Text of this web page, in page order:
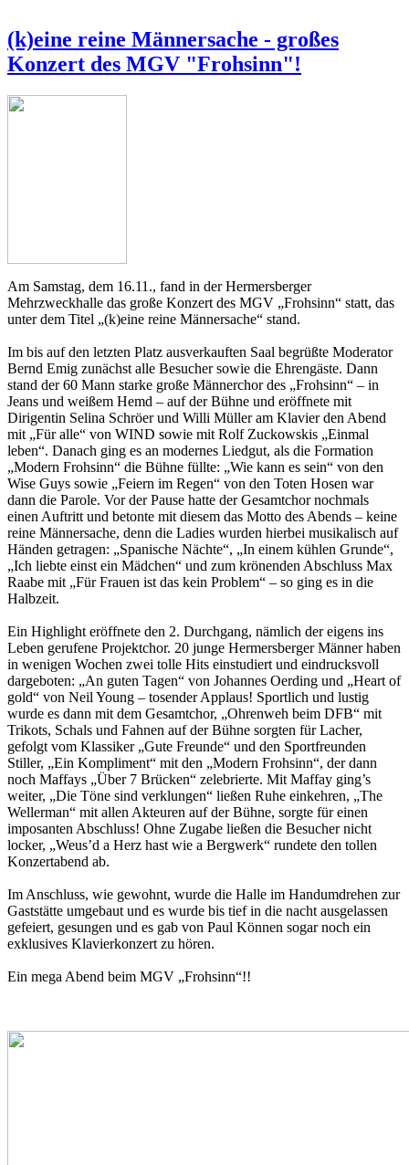
(k)eine reine Männersache - großes
Konzert des MGV "Frohsinn"!
Am Samstag, dem 16.11., fand in der Hermersberger
Mehrzweckhalle das große Konzert des MGV „Frohsinn“ statt, das
unter dem Titel „(k)eine reine Männersache“ stand.
Im bis auf den letzten Platz ausverkauften Saal begrüßte Moderator
Bernd Emig zunächst alle Besucher sowie die Ehrengäste. Dann
stand der 60 Mann starke große Männerchor des „Frohsinn“ – in
Jeans und weißem Hemd – auf der Bühne und eröffnete mit
Dirigentin Selina Schröer und Willi Müller am Klavier den Abend
mit „Für alle“ von WIND sowie mit Rolf Zuckowskis „Einmal
leben“. Danach ging es an modernes Liedgut, als die Formation
„Modern Frohsinn“ die Bühne füllte: „Wie kann es sein“ von den
Wise Guys sowie „Feiern im Regen“ von den Toten Hosen war
dann die Parole. Vor der Pause hatte der Gesamtchor nochmals
einen Auftritt und betonte mit diesem das Motto des Abends – keine
reine Männersache, denn die Ladies wurden hierbei musikalisch auf
Händen getragen: „Spanische Nächte“, „In einem kühlen Grunde“,
„Ich liebte einst ein Mädchen“ und zum krönenden Abschluss Max
Raabe mit „Für Frauen ist das kein Problem“ – so ging es in die
Halbzeit.
Ein Highlight eröffnete den 2. Durchgang, nämlich der eigens ins
Leben gerufene Projektchor. 20 junge Hermersberger Männer haben
in wenigen Wochen zwei tolle Hits einstudiert und eindrucksvoll
dargeboten: „An guten Tagen“ von Johannes Oerding und „Heart of
gold“ von Neil Young – tosender Applaus! Sportlich und lustig
wurde es dann mit dem Gesamtchor, „Ohrenweh beim DFB“ mit
Trikots, Schals und Fahnen auf der Bühne sorgten für Lacher,
gefolgt vom Klassiker „Gute Freunde“ und den Sportfreunden
Stiller, „Ein Kompliment“ mit den „Modern Frohsinn“, der dann
noch Maffays „Über 7 Brücken“ zelebrierte. Mit Maffay ging’s
weiter, „Die Töne sind verklungen“ ließen Ruhe einkehren, „The
Wellerman“ mit allen Akteuren auf der Bühne, sorgte für einen
imposanten Abschluss! Ohne Zugabe ließen die Besucher nicht
locker, „Weus’d a Herz hast wie a Bergwerk“ rundete den tollen
Konzertabend ab.
Im Anschluss, wie gewohnt, wurde die Halle im Handumdrehen zur
Gaststätte umgebaut und es wurde bis tief in die nacht ausgelassen
gefeiert, gesungen und es gab von Paul Können sogar noch ein
exklusives Klavierkonzert zu hören.
Ein mega Abend beim MGV „Frohsinn“!!